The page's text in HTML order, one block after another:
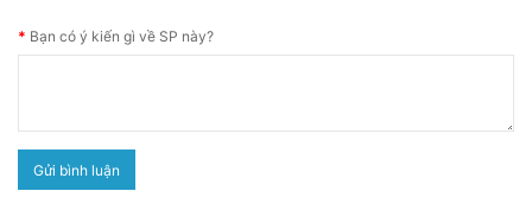
Bạn có ý kiến gì về SP này?
Gửi bình luận